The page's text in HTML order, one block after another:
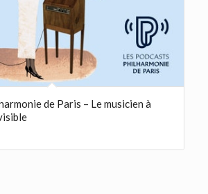
de Paris – Le musicien à